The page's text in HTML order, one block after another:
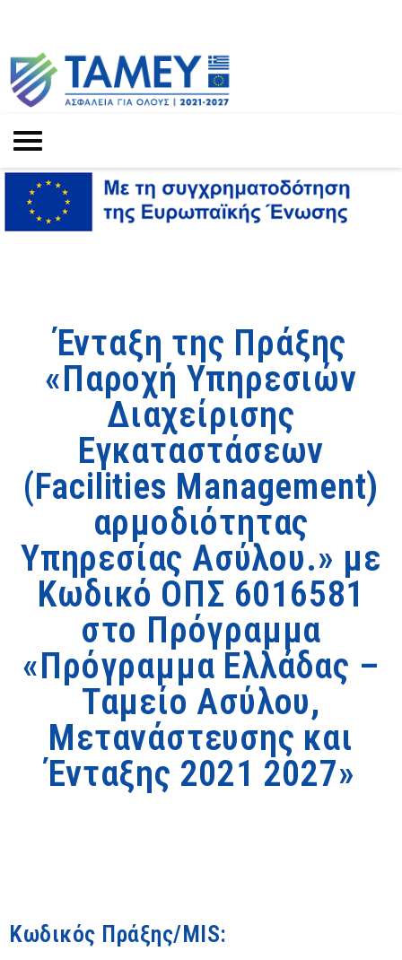
Ένταξη της Πράξης
«Παροχή Υπηρεσιών
Διαχείρισης
Εγκαταστάσεων
(Facilities Management)
αρμοδιότητας
Υπηρεσίας Ασύλου.» με
Κωδικό ΟΠΣ 6016581
στο Πρόγραμμα
«Πρόγραμμα Ελλάδας –
Ταμείο Ασύλου,
Μετανάστευσης και
Ένταξης 2021 2027»
Κωδικός Πράξης/MIS: